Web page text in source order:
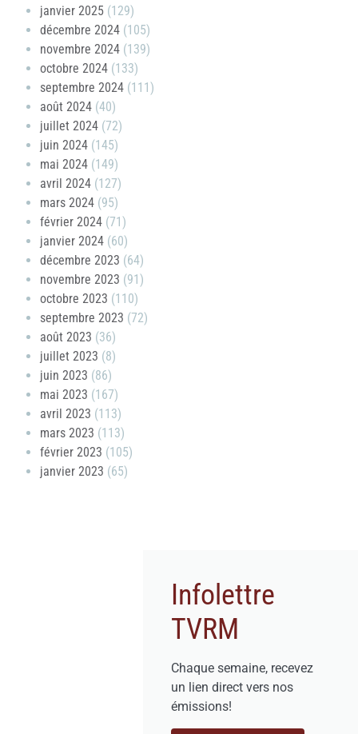
janvier 2025 (129)
décembre 2024 (105)
novembre 2024 (139)
octobre 2024 (133)
septembre 2024 (111)
août 2024 (40)
juillet 2024 (72)
juin 2024 (145)
mai 2024 (149)
avril 2024 (127)
mars 2024 (95)
février 2024 (71)
janvier 2024 (60)
décembre 2023 (64)
novembre 2023 (91)
octobre 2023 (110)
septembre 2023 (72)
août 2023 (36)
juillet 2023 (8)
juin 2023 (86)
mai 2023 (167)
avril 2023 (113)
mars 2023 (113)
février 2023 (105)
janvier 2023 (65)
Infolettre
TVRM
Chaque semaine, recevez
un lien direct vers nos
émissions!